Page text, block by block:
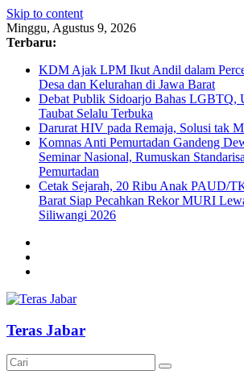
Skip to content
Minggu, Agustus 9, 2026
Terbaru:
KDM Ajak LPM Ikut Andil dalam
Desa dan Kelurahan di Jawa Barat
Debat Publik Sidoarjo Bahas LGBTQ,
Taubat Selalu Terbuka
Darurat HIV pada Remaja, Solusi tak
Komnas Anti Pemurtadan Gandeng
Seminar Nasional, Rumuskan
Pemurtadan
Cetak Sejarah, 20 Ribu Anak PAUD/
Barat Siap Pecahkan Rekor MURI
Siliwangi 2026
Teras Jabar